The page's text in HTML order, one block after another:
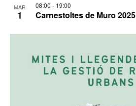
MAR
1 Carnestoltes de Muro 2025
08:00 - 19:00